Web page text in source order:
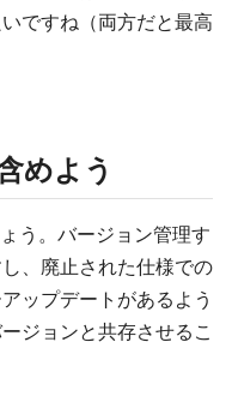
ですね（両方だと最高
めよう
う。バージョン管理す
、廃止された仕様での
ップデートがあるよう
ジョンと共存させるこ